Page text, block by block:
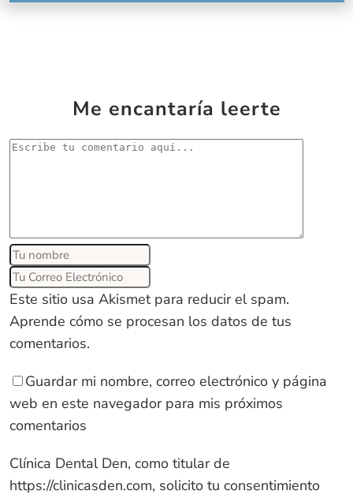
Me encantaría leerte
Este sitio usa Akismet para reducir el spam.
Aprende cómo se procesan los datos de tus
comentarios.
Guardar mi nombre, correo electrónico y página
web en este navegador para mis próximos
comentarios
Clínica Dental Den, como titular de
https://clinicasden.com, solicito tu consentimiento